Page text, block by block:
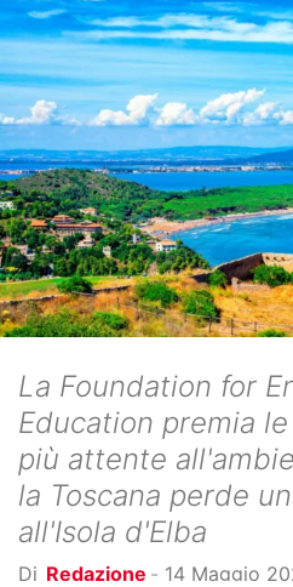
La Foundation for
Education premia
più attente
la Toscana perde
all'Isola d'Elba
Di Redazione - 14 Maggio